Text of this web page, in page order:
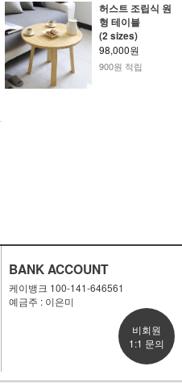
허스트 조립식 원
형 테이블
(2 sizes)
98,000원
900원 적립
BANK ACCOUNT
케이뱅크 100-141-646561
예금주 : 이은미
비회원
1:1 문의